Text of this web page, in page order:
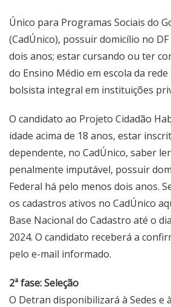
Único para Programas Sociais do
(CadÚnico), possuir domicílio no
dois anos; estar cursando ou ter
do Ensino Médio em escola da
bolsista integral em instituições
O candidato ao Projeto Cidadão
idade acima de 18 anos, estar
dependente, no CadÚnico, saber
penalmente imputável, possuir
Federal há pelo menos dois anos.
os cadastros ativos no CadÚnico
Base Nacional do Cadastro até o
2024. O candidato receberá a
pelo e-mail informado.
2ª fase: Seleção
O Detran disponibilizará à Sedes e